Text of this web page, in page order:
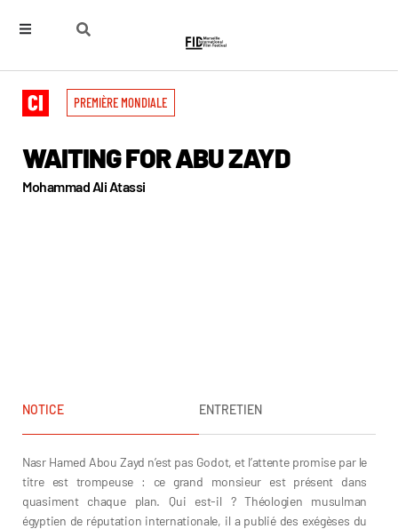
PREMIÈRE MONDIALE
WAITING FOR ABU ZAYD
Mohammad Ali Atassi
NOTICE ENTRETIEN
Nasr Hamed Abou Zayd n’est pas Godot, et l’attente promise par le
titre est trompeuse : ce grand monsieur est présent dans
quasiment chaque plan. Qui est-il ? Théologien musulman
égyptien de réputation internationale, il a publié des exégèses du